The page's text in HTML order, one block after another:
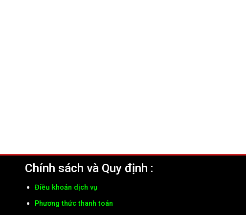
Chính sách và Quy định :
Điều khoản dịch vụ
Phương thức thanh toán